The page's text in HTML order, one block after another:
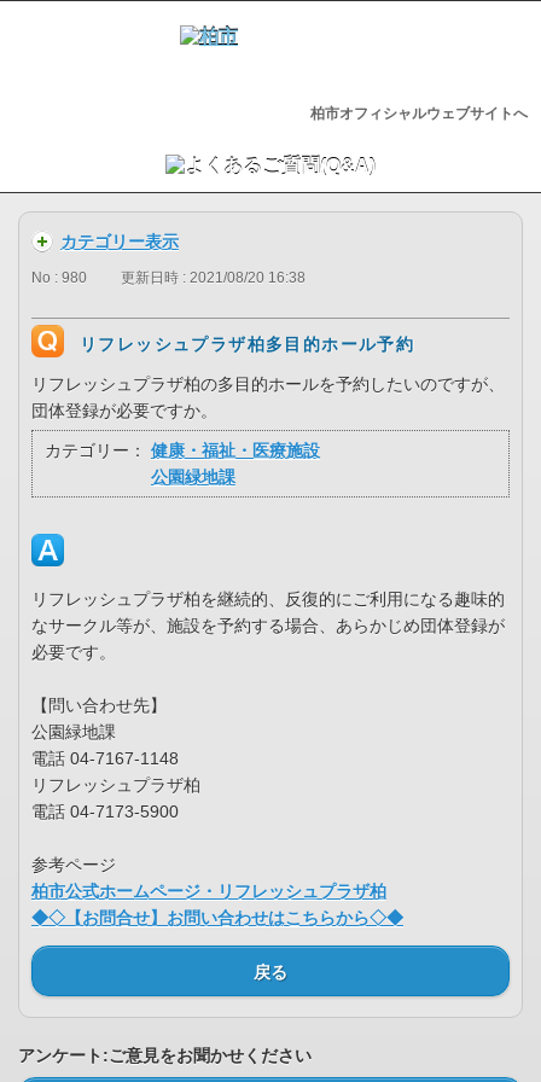
柏市オフィシャルウェブサイトへ
カテゴリー表示
No : 980 更新日時 : 2021/08/20 16:38
リフレッシュプラザ柏多目的ホール予約
リフレッシュプラザ柏の多目的ホールを予約したいのですが、
団体登録が必要ですか。
カテゴリー：
健康・福祉・医療施設
公園緑地課
リフレッシュプラザ柏を継続的、反復的にご利用になる趣味的
なサークル等が、施設を予約する場合、あらかじめ団体登録が
必要です。
【問い合わせ先】
公園緑地課
電話 04-7167-1148
リフレッシュプラザ柏
電話 04-7173-5900
参考ページ
柏市公式ホームページ・リフレッシュプラザ柏
◆◇【お問合せ】お問い合わせはこちらから◇◆
戻る
アンケート:ご意見をお聞かせください